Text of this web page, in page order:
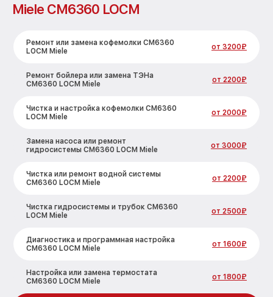
Miele CM6360 LOCM
Ремонт или замена кофемолки CM6360
LOCM Miele
от 3200₽
Ремонт бойлера или замена ТЭНа
CM6360 LOCM Miele
от 2200₽
Чистка и настройка кофемолки CM6360
LOCM Miele
от 2000₽
Замена насоса или ремонт
гидросистемы CM6360 LOCM Miele
от 3000₽
Чистка или ремонт водной системы
CM6360 LOCM Miele
от 2200₽
Чистка гидросистемы и трубок CM6360
LOCM Miele
от 2500₽
Диагностика и программная настройка
CM6360 LOCM Miele
от 1600₽
Настройка или замена термостата
CM6360 LOCM Miele
от 1800₽